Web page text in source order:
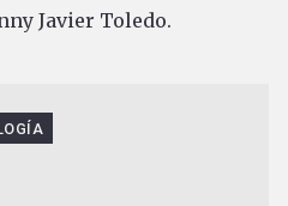
Javier Toledo.